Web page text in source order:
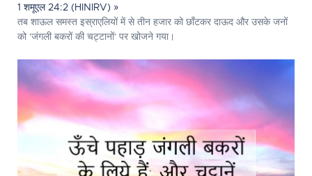
1 शमूएल 24:2 (HINIRV) »
तब शाऊल समस्त इस्राएलियों में से तीन हजार को छाँटकर दाऊद और उसके जनों
को 'जंगली बकरों की चट्टानों' पर खोजने गया।